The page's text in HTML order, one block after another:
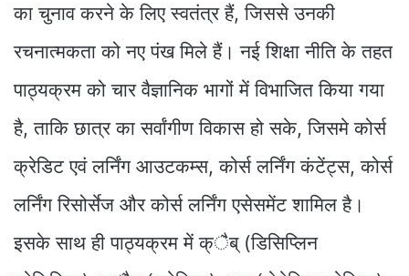
का चुनाव करने के लिए स्वतंत्र हैं, जिससे उनकी
रचनात्मकता को नए पंख मिले हैं। नई शिक्षा नीति के तहत
पाठ्यक्रम को चार वैज्ञानिक भागों में विभाजित किया गया
है, ताकि छात्र का सर्वांगीण विकास हो सके, जिसमे कोर्स
क्रेडिट एवं लर्निंग आउटकम्स, कोर्स लर्निंग कंटेंट्स, कोर्स
लर्निंग रिसोर्सेज और कोर्स लर्निंग एसेसमेंट शामिल है।
इसके साथ ही पाठ्यक्रम में क्ैब् (डिसिप्लिन